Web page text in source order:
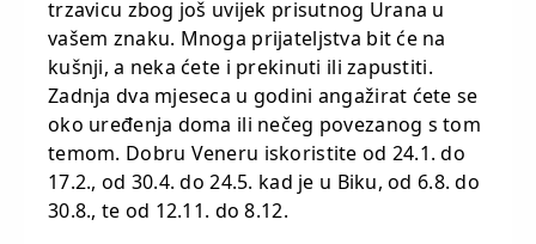
trzavicu zbog još uvijek prisutnog Urana u
vašem znaku. Mnoga prijateljstva bit će na
kušnji, a neka ćete i prekinuti ili zapustiti.
Zadnja dva mjeseca u godini angažirat ćete se
oko uređenja doma ili nečeg povezanog s tom
temom. Dobru Veneru iskoristite od 24.1. do
17.2., od 30.4. do 24.5. kad je u Biku, od 6.8. do
30.8., te od 12.11. do 8.12.